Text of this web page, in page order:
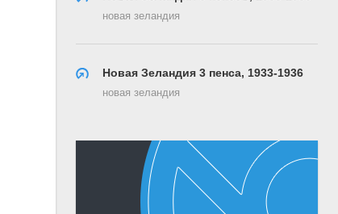
новая зеландия
Новая Зеландия 3 пенса, 1933-1936
новая зеландия